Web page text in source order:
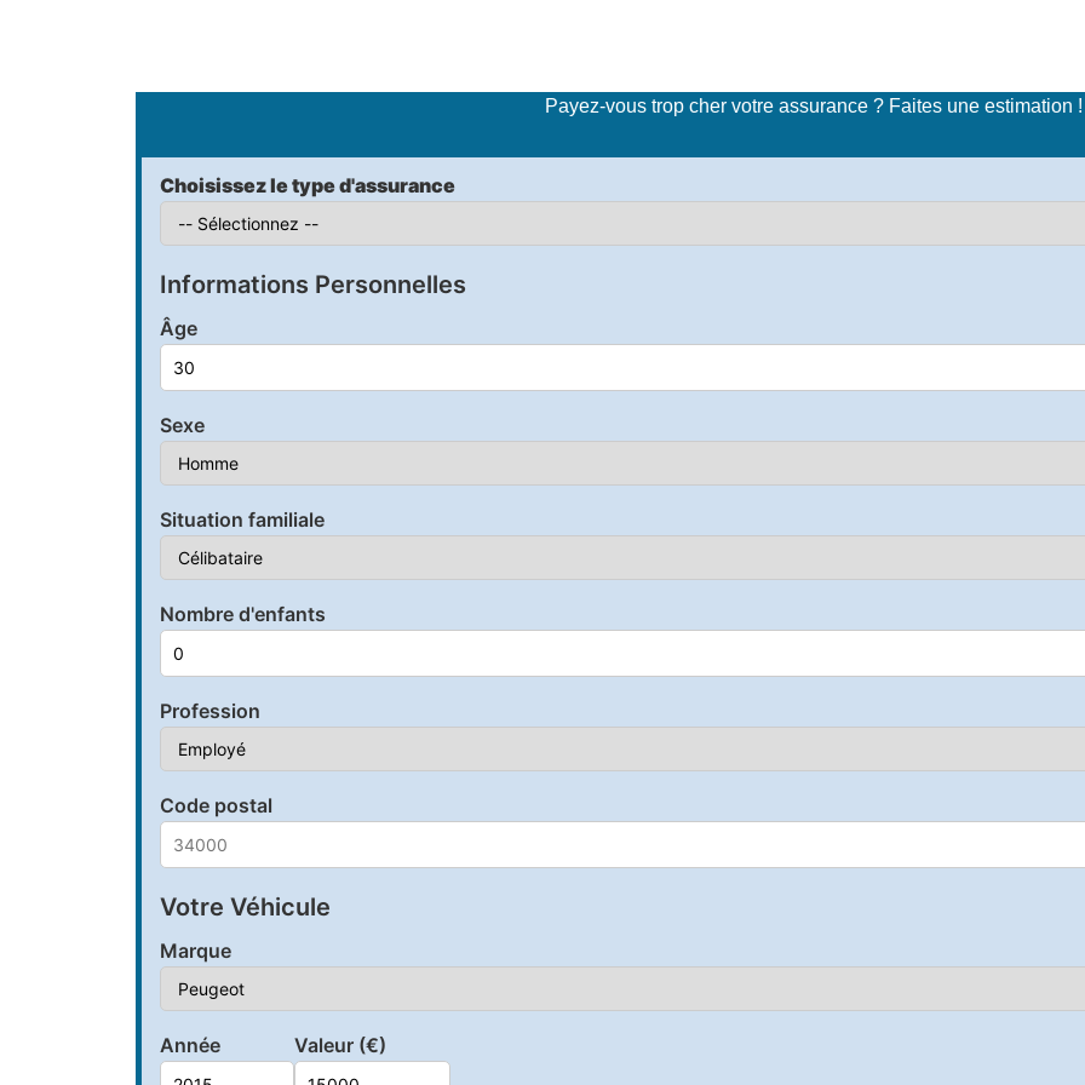
Payez-vous trop cher votre assurance ? Faites une estimation !
Choisissez le type d'assurance
Informations Personnelles
Âge
Sexe
Situation familiale
Nombre d'enfants
Profession
Code postal
Votre Véhicule
Marque
Année Valeur (€)